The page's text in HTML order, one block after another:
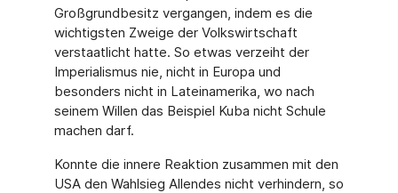
Großgrundbesitz vergangen, indem es die
wichtigsten Zweige der Volkswirtschaft
verstaatlicht hatte. So etwas verzeiht der
Imperialismus nie, nicht in Europa und
besonders nicht in Lateinamerika, wo nach
seinem Willen das Beispiel Kuba nicht Schule
machen darf.
Konnte die innere Reaktion zusammen mit den
USA den Wahlsieg Allendes nicht verhindern, so